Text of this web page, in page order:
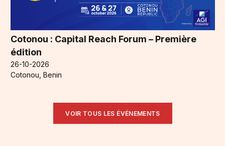
Cotonou : Capital Reach Forum – Première
édition
26-10-2026
Cotonou, Benin
VOIR TOUS LES ÉVÉNEMENTS